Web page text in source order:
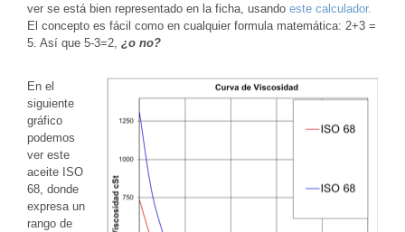
ver se está bien representado en la ficha, usando este calculador.
El concepto es fácil como en cualquier formula matemática: 2+3 =
5. Así que 5-3=2, ¿o no?
En el
siguiente
gráfico
podemos
ver este
aceite ISO
68, donde
expresa un
rango de